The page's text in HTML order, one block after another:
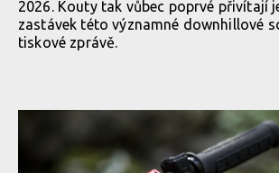
2026. Kouty tak vůbec poprvé přivítají
zastávek této významné downhillové
tiskové zprávě.